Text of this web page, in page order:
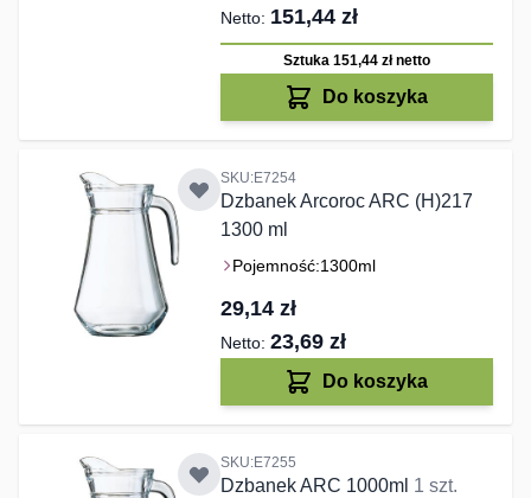
151,44 zł
Sztuka 151,44 złnetto
Do koszyka
SKU:E7254
Dzbanek Arcoroc ARC (H)217
1300 ml
Pojemność:1300ml
29,14 zł
23,69 zł
Do koszyka
SKU:E7255
Dzbanek ARC 1000ml 1 szt.